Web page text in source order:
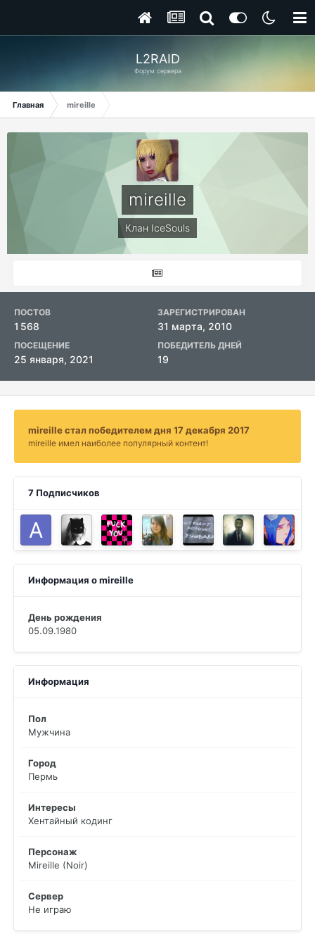
L2RAID
Форум сервера
Главная mireille
mireille
Клан IceSouls
ПОСТОВ
1 568
ЗАРЕГИСТРИРОВАН
31 марта, 2010
ПОСЕЩЕНИЕ
25 января, 2021
ПОБЕДИТЕЛЬ ДНЕЙ
19
mireille стал победителем дня 17 декабря 2017
mireille имел наиболее популярный контент!
7 Подписчиков
Информация о mireille
День рождения
05.09.1980
Информация
Пол
Мужчина
Город
Пермь
Интересы
Хентайный кодинг
Персонаж
Mireille (Noir)
Сервер
Не играю